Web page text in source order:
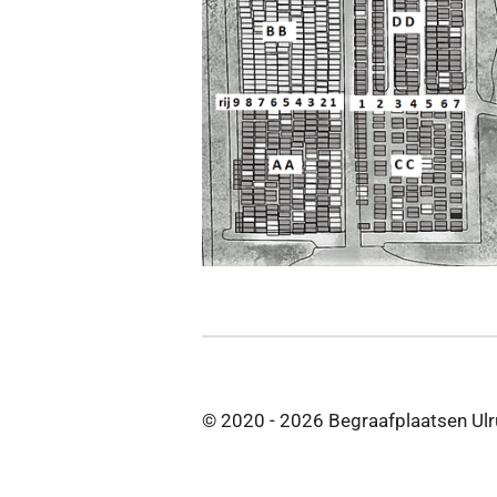
© 2020 - 2026 Begraafplaatsen